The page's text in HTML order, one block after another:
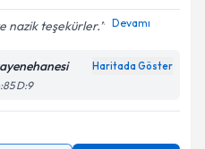
verilerimin belirtilen
kabul ediyorum.
Gönder
nazik teşekürler. Devamı
Haritada Göster
D:9